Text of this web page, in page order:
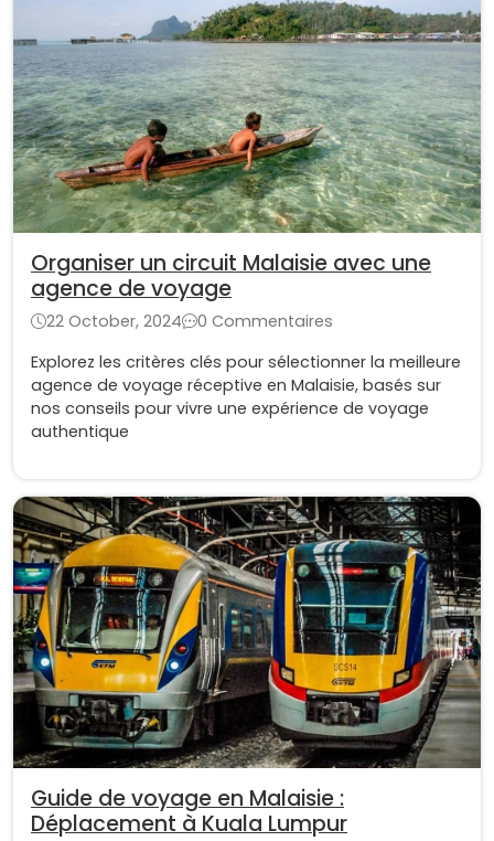
Organiser un circuit Malaisie avec une
agence de voyage
22 October, 2024
0 Commentaires
Explorez les critères clés pour sélectionner la meilleure
agence de voyage réceptive en Malaisie, basés sur
nos conseils pour vivre une expérience de voyage
authentique
Guide de voyage en Malaisie :
Déplacement à Kuala Lumpur